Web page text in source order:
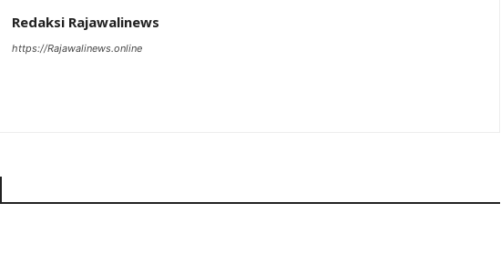
Redaksi Rajawalinews
https://Rajawalinews.online